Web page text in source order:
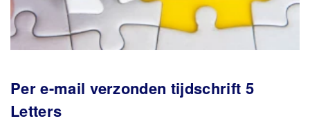
Per e-mail verzonden tijdschrift 5
Letters